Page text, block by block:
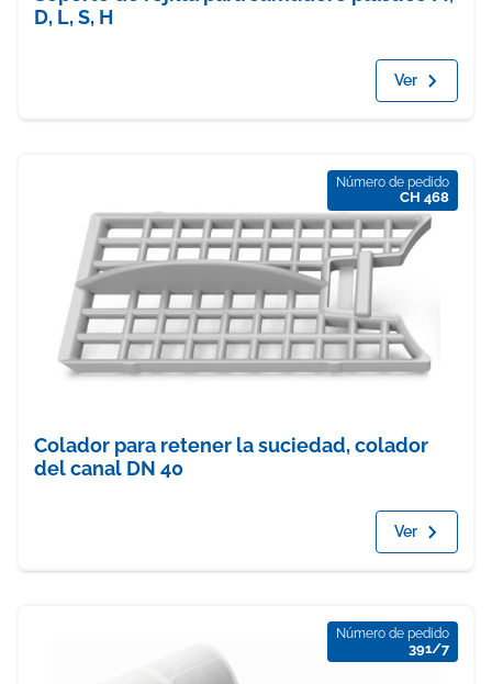
D, L, S, H
Ver
Número de pedido
CH 468
Colador para retener la suciedad, colador
del canal DN 40
Ver
Número de pedido
391/7